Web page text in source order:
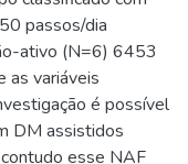
passos/dia
ativo (N=6) 6453
as variáveis
é possível
DM assistidos
esse NAF